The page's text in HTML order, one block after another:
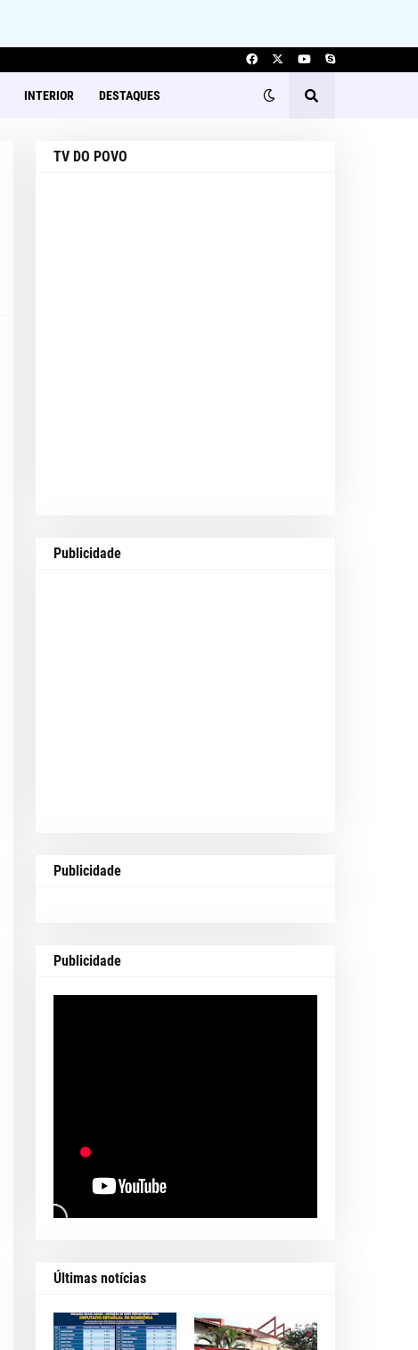
INTERIOR DESTAQUES
TV DO POVO
Publicidade
Publicidade
Publicidade
Últimas notícias